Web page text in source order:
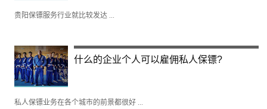
贵阳保镖服务行业就比较发达 ...
什么的企业个人可以雇佣私人保镖?
私人保镖业务在各个城市的前景都很好 ...